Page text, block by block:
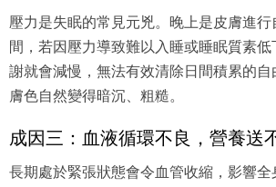
壓力是失眠的常見元兇。晚上是皮膚進
間，若因壓力導致難以入睡或睡眠質素
謝就會減慢，無法有效清除日間積累的自
膚色自然變得暗沉、粗糙。
成因三：血液循環不良，營養送
長期處於緊張狀態會令血管收縮，影響